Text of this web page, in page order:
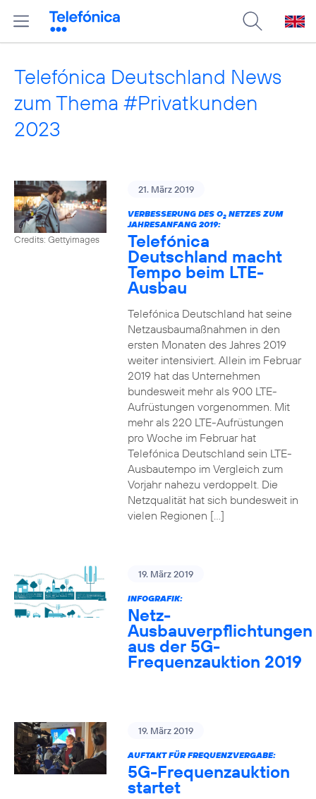
Telefónica Deutschland News
zum Thema #Privatkunden
2023
Credits: Gettyimages
21. März 2019
VERBESSERUNG DES O2NETZES ZUM
JAHRESANFANG 2019:
Telefónica
Deutschland macht
Tempo beim LTE-
Ausbau
Telefónica Deutschland hat seine
Netzausbaumaßnahmen in den
ersten Monaten des Jahres 2019
weiter intensiviert. Allein im Februar
2019 hat das Unternehmen
bundesweit mehr als 900 LTE-
Aufrüstungen vorgenommen. Mit
mehr als 220 LTE-Aufrüstungen
pro Woche im Februar hat
Telefónica Deutschland sein LTE-
Ausbautempo im Vergleich zum
Vorjahr nahezu verdoppelt. Die
Netzqualität hat sich bundesweit in
vielen Regionen […]
19. März 2019
INFOGRAFIK:
Netz-
Ausbauverpflichtungen
aus der 5G-
Frequenzauktion 2019
19. März 2019
AUFTAKT FÜR FREQUENZVERGABE:
5G-Frequenzauktion
startet